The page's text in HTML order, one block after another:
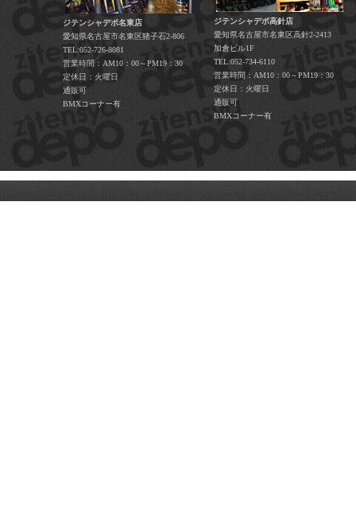
ジテンシャデポ名東店
愛知県名古屋市名東区猪子石2-806
TEL:052-726-8081
営業時間：AM10：00～PM19：30
定休日：火曜日
通販可
BMXコーナー有
ジテンシャデポ高針店
愛知県名古屋市名東区高針2-2413
加倉ビル1F
TEL:052-734-6110
営業時間：AM10：00～PM19：30
定休日：火曜日
通販可
BMXコーナー有